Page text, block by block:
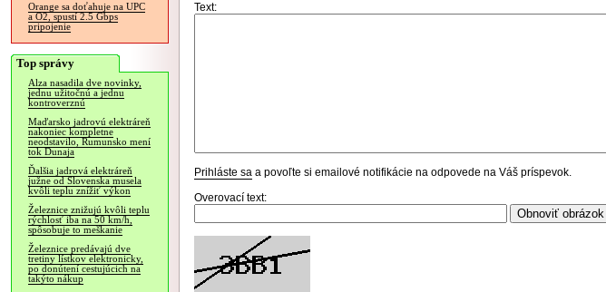
Orange sa doťahuje na UPC
a O2, spustí 2.5 Gbps
pripojenie
Top správy
Alza nasadila dve novinky,
jednu užitočnú a jednu
kontroverznú
Maďarsko jadrovú elektráreň
nakoniec kompletne
neodstavilo, Rumunsko mení
tok Dunaja
Ďalšia jadrová elektráreň
južne od Slovenska musela
kvôli teplu znížiť výkon
Železnice znižujú kvôli teplu
rýchlosť iba na 50 km/h,
spôsobuje to meškanie
Železnice predávajú dve
tretiny lístkov elektronicky,
po donútení cestujúcich na
takýto nákup
Text:
Prihláste sa a povoľte si emailové notifikácie na odpovede na Váš príspevok.
Overovací text: